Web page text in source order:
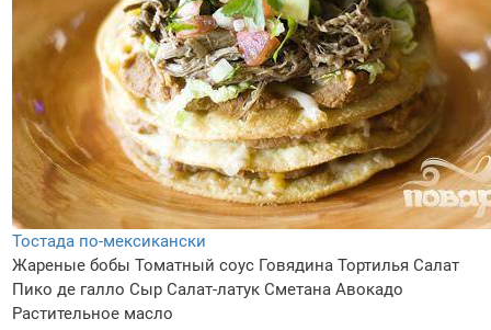
Тостада по-мексикански
Жареные бобы Томатный соус Говядина Тортилья Салат
Пико де галло Сыр Салат-латук Сметана Авокадо
Растительное масло